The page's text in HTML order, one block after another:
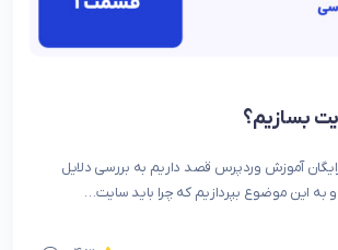
آموزش وردپرس قصد داریم به بررسی دلایل
به این موضوع بپردازیم که چرا باید سایت…